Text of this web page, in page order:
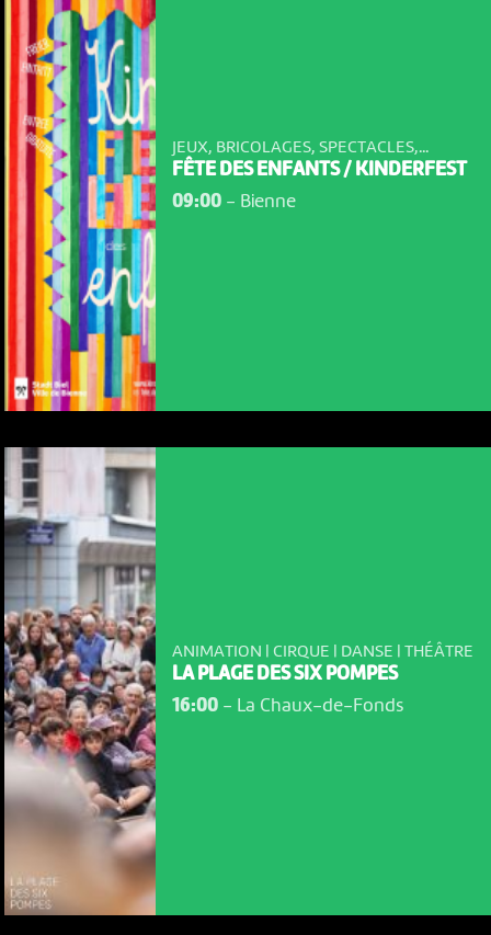
NOUS UTILISONS DES COOKIES
En poursuivant votre navigation sur le culturoscoPe site vous
JEUX, BRICOLAGES, SPECTACLES,...
FÊTE DES ENFANTS / KINDERFEST
09:00- Bienne
ANIMATION | CIRQUE | DANSE | THÉÂTRE
LA PLAGE DES SIX POMPES
16:00- La Chaux-de-Fonds